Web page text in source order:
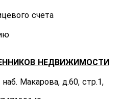
счета
НЕДВИЖИМОСТИ
Макарова, д.60, стр.1,